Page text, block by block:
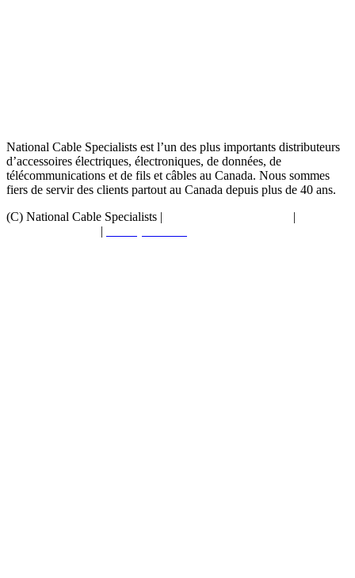
National Cable Specialists est l’un des plus importants distributeurs
d’accessoires électriques, électroniques, de données, de
télécommunications et de fils et câbles au Canada. Nous sommes
fiers de servir des clients partout au Canada depuis plus de 40 ans.
(C) National Cable Specialists |
|
|